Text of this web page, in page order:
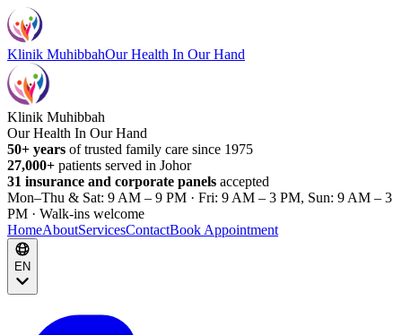
Klinik MuhibbahOur Health In Our Hand
Klinik Muhibbah
Our Health In Our Hand
50+ years of trusted family care since 1975
27,000+ patients served in Johor
31 insurance and corporate panels accepted
Mon–Thu & Sat: 9 AM – 9 PM · Fri: 9 AM – 3 PM, Sun: 9 AM – 3
PM · Walk-ins welcome
HomeAboutServicesContactBook Appointment
EN